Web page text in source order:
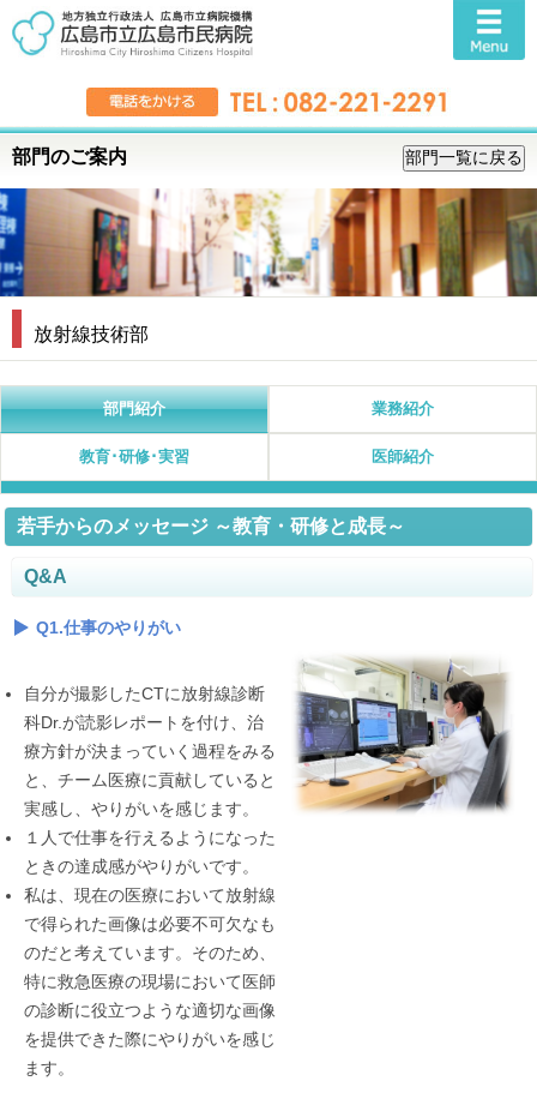
部門のご案内
放射線技術部
部門紹介 業務紹介
教育･研修･実習 医師紹介
若手からのメッセージ ～教育・研修と成長～
Q&A
Q1.仕事のやりがい
自分が撮影したCTに放射線診断
科Dr.が読影レポートを付け、治
療方針が決まっていく過程をみる
と、チーム医療に貢献していると
実感し、やりがいを感じます。
１人で仕事を行えるようになった
ときの達成感がやりがいです。
私は、現在の医療において放射線
で得られた画像は必要不可欠なも
のだと考えています。そのため、
特に救急医療の現場において医師
の診断に役立つような適切な画像
を提供できた際にやりがいを感じ
ます。